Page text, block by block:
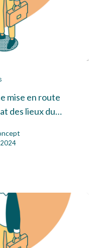
mise en route
des lieux du…